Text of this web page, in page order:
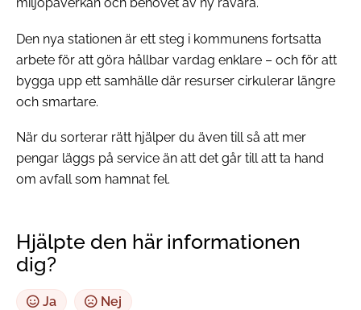
miljöpåverkan och behovet av ny råvara.
Den nya stationen är ett steg i kommunens fortsatta
arbete för att göra hållbar vardag enklare – och för att
bygga upp ett samhälle där resurser cirkulerar längre
och smartare.
När du sorterar rätt hjälper du även till så att mer
pengar läggs på service än att det går till att ta hand
om avfall som hamnat fel.
Hjälpte den här informationen
dig?
Ja Nej